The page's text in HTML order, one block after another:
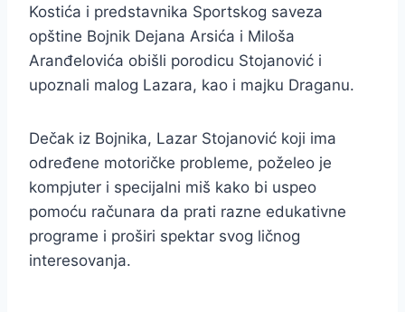
Kostića i predstavnika Sportskog saveza
opštine Bojnik Dejana Arsića i Miloša
Aranđelovića obišli porodicu Stojanović i
upoznali malog Lazara, kao i majku Draganu.
Dečak iz Bojnika, Lazar Stojanović koji ima
određene motoričke probleme, poželeo je
kompjuter i specijalni miš kako bi uspeo
pomoću računara da prati razne edukativne
programe i proširi spektar svog ličnog
interesovanja.